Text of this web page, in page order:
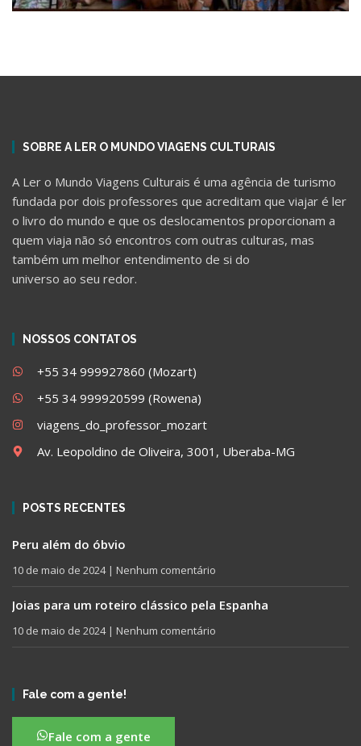
SOBRE A LER O MUNDO VIAGENS CULTURAIS
A Ler o Mundo Viagens Culturais é uma agência de turismo
fundada por dois professores que acreditam que viajar é ler
o livro do mundo e que os deslocamentos proporcionam a
quem viaja não só encontros com outras culturas, mas
também um melhor entendimento de si do
universo ao seu redor.
NOSSOS CONTATOS
+55 34 999927860 (Mozart)
+55 34 999920599 (Rowena)
viagens_do_professor_mozart
Av. Leopoldino de Oliveira, 3001, Uberaba-MG
POSTS RECENTES
Peru além do óbvio
10 de maio de 2024 Nenhum comentário
Joias para um roteiro clássico pela Espanha
10 de maio de 2024 Nenhum comentário
Fale com a gente!
Fale com a gente